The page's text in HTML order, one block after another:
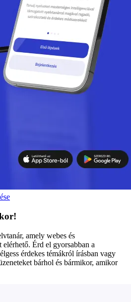
amely webes és
Érd el gyorsabban a
érdekes témákról írásban vagy
bárhol és bármikor, amikor